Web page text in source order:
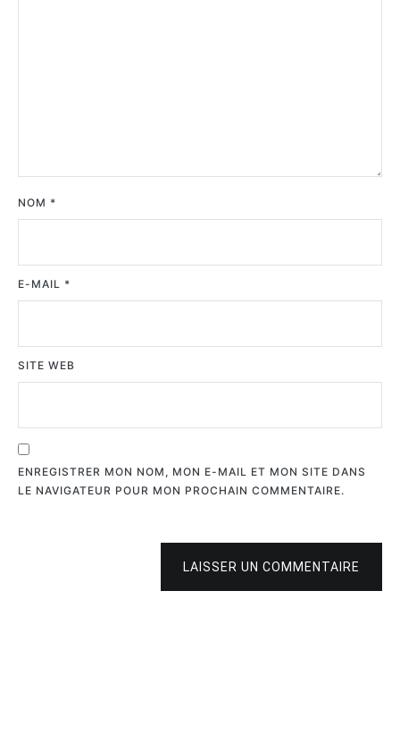
NOM *
E-MAIL *
SITE WEB
ENREGISTRER MON NOM, MON E-MAIL ET MON SITE DANS
LE NAVIGATEUR POUR MON PROCHAIN COMMENTAIRE.
LAISSER UN COMMENTAIRE